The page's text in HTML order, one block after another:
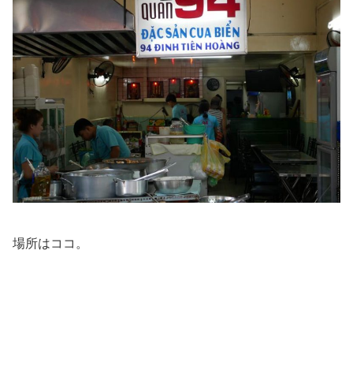
場所はココ。